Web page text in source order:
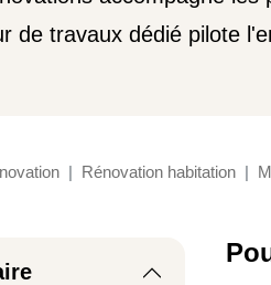
de travaux dédié pilote
Rénovation habitation